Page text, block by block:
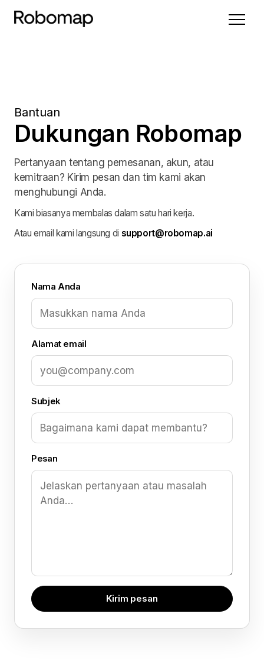
Bantuan
Dukungan Robomap
Pertanyaan tentang pemesanan, akun, atau
kemitraan? Kirim pesan dan tim kami akan
menghubungi Anda.
Kami biasanya membalas dalam satu hari kerja.
Atau email kami langsung di support@robomap.ai
Nama Anda
Alamat email
Subjek
Pesan
Kirim pesan